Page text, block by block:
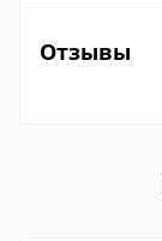
Отзывы